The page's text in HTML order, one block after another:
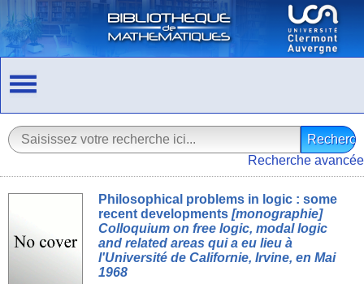
Recherche avancée
Philosophical problems in logic : some
recent developments [monographie]
Colloquium on free logic, modal logic
and related areas qui a eu lieu à
l'Université de Californie, Irvine, en Mai
1968